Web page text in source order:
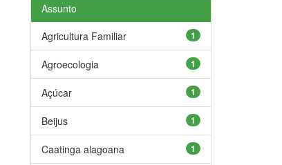
Assunto
1
Agricultura Familiar
1
Agroecologia
1
Açúcar
1
Beijus
1
Caatinga alagoana